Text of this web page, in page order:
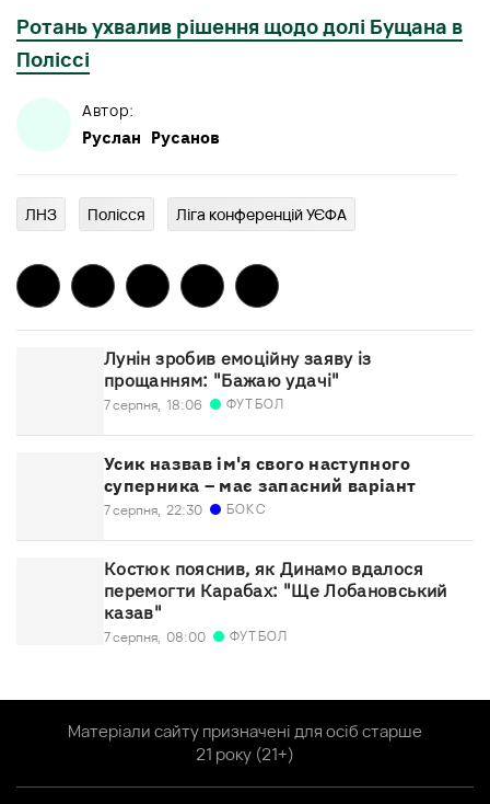
Ротань ухвалив рішення щодо долі Бущана в
Поліссі
Автор:
Руслан Русанов
ЛНЗ Полісся Ліга конференцій УЄФА
Лунін зробив емоційну заяву із
прощанням: "Бажаю удачі"
7 серпня, 18:06 ФУТБОЛ
Усик назвав ім'я свого наступного
суперника – має запасний варіант
7 серпня, 22:30 БОКС
Костюк пояснив, як Динамо вдалося
перемогти Карабах: "Ще Лобановський
казав"
7 серпня, 08:00 ФУТБОЛ
Матеріали сайту призначені для осіб старше
21 року (21+)